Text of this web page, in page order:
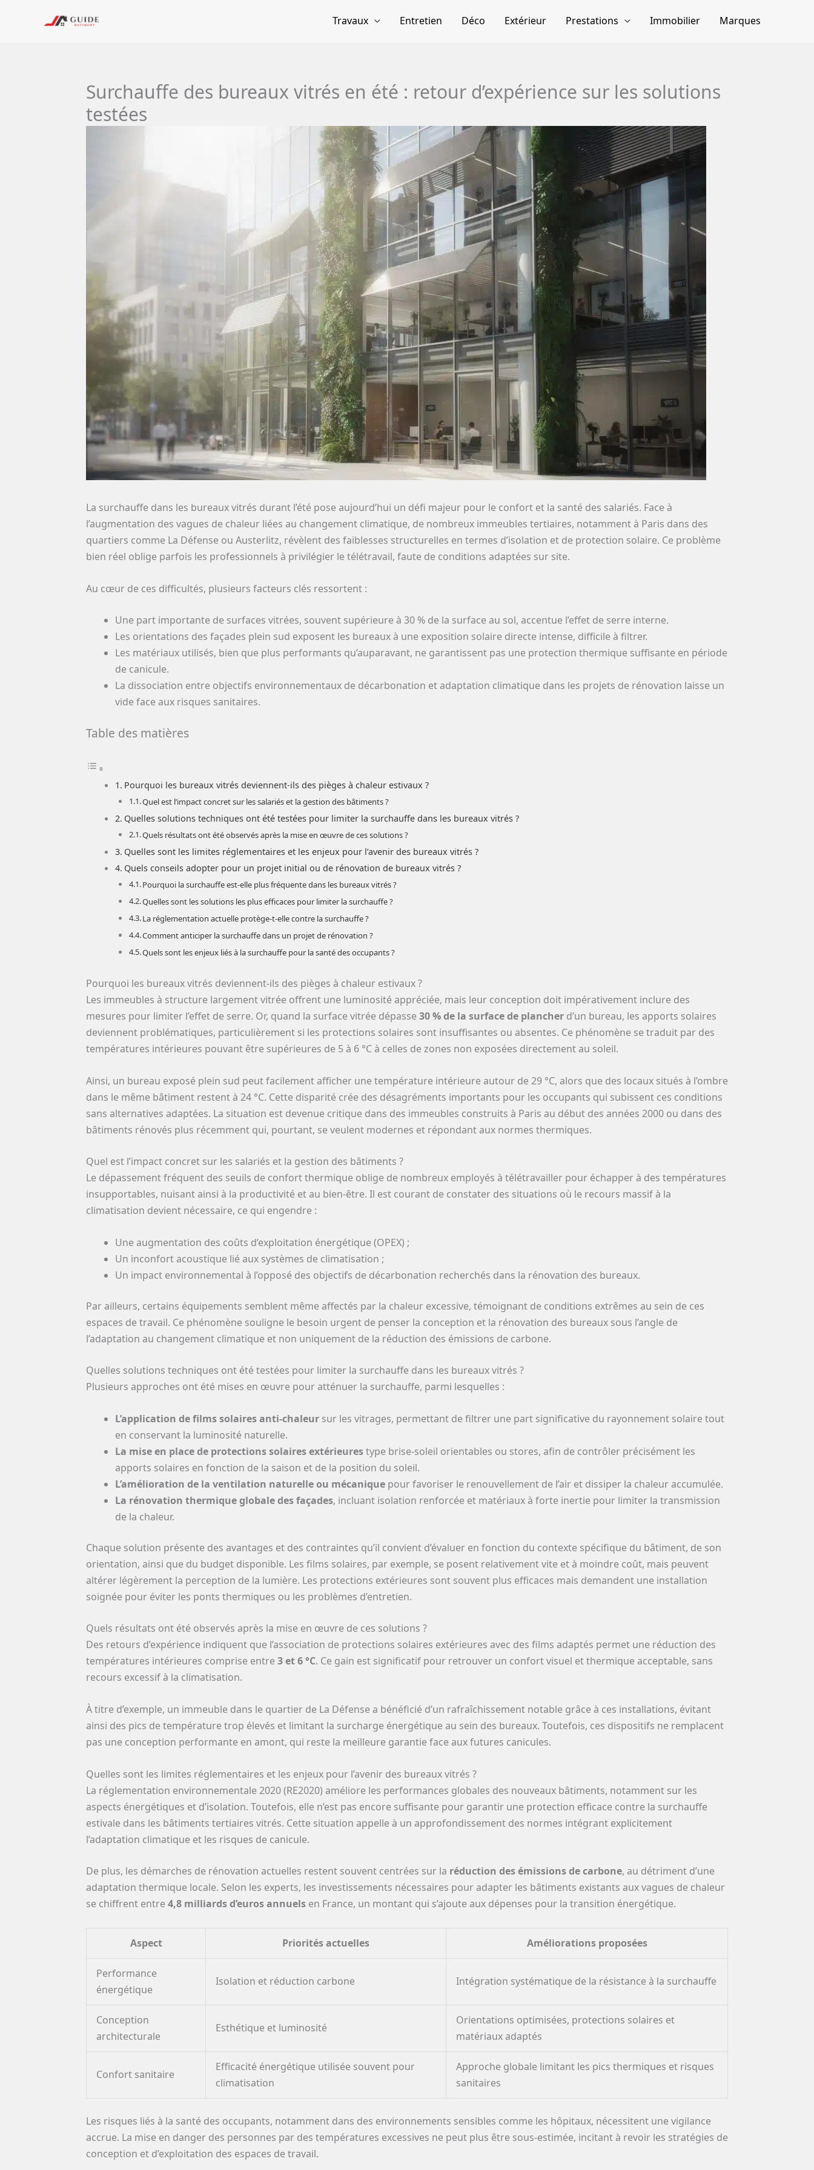
Travaux Entretien Déco Extérieur Prestations Immobilier Marques
Surchauffe des bureaux vitrés en été : retour d’expérience sur les solutions
testées
La surchauffe dans les bureaux vitrés durant l’été pose aujourd’hui un défi majeur pour le confort et la santé des salariés. Face à
l’augmentation des vagues de chaleur liées au changement climatique, de nombreux immeubles tertiaires, notamment à Paris dans des
quartiers comme La Défense ou Austerlitz, révèlent des faiblesses structurelles en termes d’isolation et de protection solaire. Ce problème
bien réel oblige parfois les professionnels à privilégier le télétravail, faute de conditions adaptées sur site.
Au cœur de ces difficultés, plusieurs facteurs clés ressortent :
Une part importante de surfaces vitrées, souvent supérieure à 30 % de la surface au sol, accentue l’effet de serre interne.
Les orientations des façades plein sud exposent les bureaux à une exposition solaire directe intense, difficile à filtrer.
Les matériaux utilisés, bien que plus performants qu’auparavant, ne garantissent pas une protection thermique suffisante en période
de canicule.
La dissociation entre objectifs environnementaux de décarbonation et adaptation climatique dans les projets de rénovation laisse un
vide face aux risques sanitaires.
Table des matières
Pourquoi les bureaux vitrés deviennent-ils des pièges à chaleur estivaux ?
Quel est l’impact concret sur les salariés et la gestion des bâtiments ?
Quelles solutions techniques ont été testées pour limiter la surchauffe dans les bureaux vitrés ?
Quels résultats ont été observés après la mise en œuvre de ces solutions ?
Quelles sont les limites réglementaires et les enjeux pour l’avenir des bureaux vitrés ?
Quels conseils adopter pour un projet initial ou de rénovation de bureaux vitrés ?
Pourquoi la surchauffe est-elle plus fréquente dans les bureaux vitrés ?
Quelles sont les solutions les plus efficaces pour limiter la surchauffe ?
La réglementation actuelle protège-t-elle contre la surchauffe ?
Comment anticiper la surchauffe dans un projet de rénovation ?
Quels sont les enjeux liés à la surchauffe pour la santé des occupants ?
Pourquoi les bureaux vitrés deviennent-ils des pièges à chaleur estivaux ?
Les immeubles à structure largement vitrée offrent une luminosité appréciée, mais leur conception doit impérativement inclure des
mesures pour limiter l’effet de serre. Or, quand la surface vitrée dépasse 30 % de la surface de plancher d’un bureau, les apports solaires
deviennent problématiques, particulièrement si les protections solaires sont insuffisantes ou absentes. Ce phénomène se traduit par des
températures intérieures pouvant être supérieures de 5 à 6 °C à celles de zones non exposées directement au soleil.
Ainsi, un bureau exposé plein sud peut facilement afficher une température intérieure autour de 29 °C, alors que des locaux situés à l’ombre
dans le même bâtiment restent à 24 °C. Cette disparité crée des désagréments importants pour les occupants qui subissent ces conditions
sans alternatives adaptées. La situation est devenue critique dans des immeubles construits à Paris au début des années 2000 ou dans des
bâtiments rénovés plus récemment qui, pourtant, se veulent modernes et répondant aux normes thermiques.
Quel est l’impact concret sur les salariés et la gestion des bâtiments ?
Le dépassement fréquent des seuils de confort thermique oblige de nombreux employés à télétravailler pour échapper à des températures
insupportables, nuisant ainsi à la productivité et au bien-être. Il est courant de constater des situations où le recours massif à la
climatisation devient nécessaire, ce qui engendre :
Une augmentation des coûts d’exploitation énergétique (OPEX) ;
Un inconfort acoustique lié aux systèmes de climatisation ;
Un impact environnemental à l’opposé des objectifs de décarbonation recherchés dans la rénovation des bureaux.
Par ailleurs, certains équipements semblent même affectés par la chaleur excessive, témoignant de conditions extrêmes au sein de ces
espaces de travail. Ce phénomène souligne le besoin urgent de penser la conception et la rénovation des bureaux sous l’angle de
l’adaptation au changement climatique et non uniquement de la réduction des émissions de carbone.
Quelles solutions techniques ont été testées pour limiter la surchauffe dans les bureaux vitrés ?
Plusieurs approches ont été mises en œuvre pour atténuer la surchauffe, parmi lesquelles :
L’application de films solaires anti-chaleur sur les vitrages, permettant de filtrer une part significative du rayonnement solaire tout
en conservant la luminosité naturelle.
La mise en place de protections solaires extérieurestype brise-soleil orientables ou stores, afin de contrôler précisément les
apports solaires en fonction de la saison et de la position du soleil.
L’amélioration de la ventilation naturelle ou mécanique pour favoriser le renouvellement de l’air et dissiper la chaleur accumulée.
La rénovation thermique globale des façades, incluant isolation renforcée et matériaux à forte inertie pour limiter la transmission
de la chaleur.
Chaque solution présente des avantages et des contraintes qu’il convient d’évaluer en fonction du contexte spécifique du bâtiment, de son
orientation, ainsi que du budget disponible. Les films solaires, par exemple, se posent relativement vite et à moindre coût, mais peuvent
altérer légèrement la perception de la lumière. Les protections extérieures sont souvent plus efficaces mais demandent une installation
soignée pour éviter les ponts thermiques ou les problèmes d’entretien.
Quels résultats ont été observés après la mise en œuvre de ces solutions ?
Des retours d’expérience indiquent que l’association de protections solaires extérieures avec des films adaptés permet une réduction des
températures intérieures comprise entre 3 et 6 °C. Ce gain est significatif pour retrouver un confort visuel et thermique acceptable, sans
recours excessif à la climatisation.
À titre d’exemple, un immeuble dans le quartier de La Défense a bénéficié d’un rafraîchissement notable grâce à ces installations, évitant
ainsi des pics de température trop élevés et limitant la surcharge énergétique au sein des bureaux. Toutefois, ces dispositifs ne remplacent
pas une conception performante en amont, qui reste la meilleure garantie face aux futures canicules.
Quelles sont les limites réglementaires et les enjeux pour l’avenir des bureaux vitrés ?
La réglementation environnementale 2020 (RE2020) améliore les performances globales des nouveaux bâtiments, notamment sur les
aspects énergétiques et d’isolation. Toutefois, elle n’est pas encore suffisante pour garantir une protection efficace contre la surchauffe
estivale dans les bâtiments tertiaires vitrés. Cette situation appelle à un approfondissement des normes intégrant explicitement
l’adaptation climatique et les risques de canicule.
De plus, les démarches de rénovation actuelles restent souvent centrées sur la réduction des émissions de carbone, au détriment d’une
adaptation thermique locale. Selon les experts, les investissements nécessaires pour adapter les bâtiments existants aux vagues de chaleur
se chiffrent entre 4,8 milliards d’euros annuels en France, un montant qui s’ajoute aux dépenses pour la transition énergétique.
Aspect Priorités actuelles Améliorations proposées
Performance
énergétique
Isolation et réduction carbone Intégration systématique de la résistance à la surchauffe
Conception
architecturale
Esthétique et luminosité
Orientations optimisées, protections solaires et
matériaux adaptés
Confort sanitaire
Efficacité énergétique utilisée souvent pour
climatisation
Approche globale limitant les pics thermiques et risques
sanitaires
Les risques liés à la santé des occupants, notamment dans des environnements sensibles comme les hôpitaux, nécessitent une vigilance
accrue. La mise en danger des personnes par des températures excessives ne peut plus être sous-estimée, incitant à revoir les stratégies de
conception et d’exploitation des espaces de travail.